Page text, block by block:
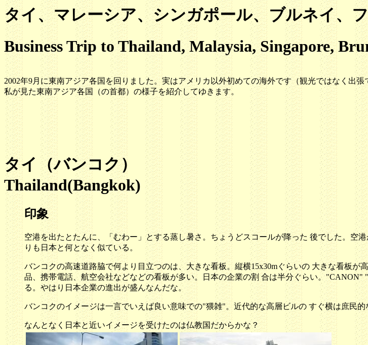
タイ、マレーシア、シンガポール、ブルネイ、
Business Trip to Thailand, Malaysia, Singapore,
2002年9月に東南アジア各国を回りました。実はアメリカ以外初めての海外です（観光ではなく出
私が見た東南アジア各国（の首都）の様子を紹介してゆきます。
タイ（バンコク）
Thailand(Bangkok)
印象
空港を出たとたんに、「むわー」とする蒸し暑さ。ちょうどスコールが降った 後でした。空
りも日本と何となく似ている。
バンコクの高速道路脇で何より目立つのは、大きな看板。縦横15x30mぐらいの 大きな看板
品、携帯電話、航空会社などなどの看板が多い。日本の企業の割 合は半分ぐらい。
る。やはり日本企業の進出が盛んなんだな。
バンコクのイメージは一言でいえば良い意味での"猥雑"。近代的な高層ビルの すぐ横は庶民
なんとなく日本と近いイメージを受けたのは仏教国だからかな？